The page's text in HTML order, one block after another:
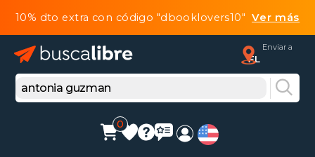
10% dto extra con código "dbooklovers10"Ver más
Enviar a
FL
0